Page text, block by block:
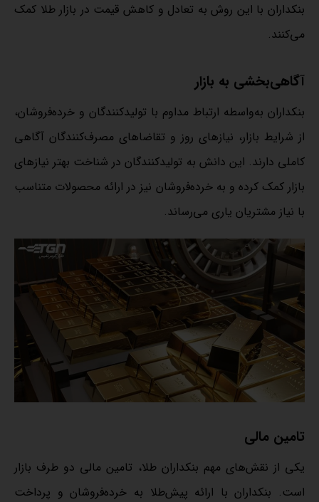
بنکداران با این روش به تعادل و کاهش قیمت در بازار طلا کمک
می‌کنند.
آگاهی‌بخشی به بازار
بنکداران به‌واسطه ارتباط مداوم با تولیدکنندگان و خرده‌فروشان،
از شرایط بازار، نیازهای روز و تقاضاهای مصرف‌کنندگان آگاهی
کاملی دارند. این دانش به تولیدکنندگان در شناخت بهتر نیازهای
بازار کمک کرده و به خرده‌فروشان نیز در ارائه محصولات متناسب
با نیاز مشتریان یاری می‌رساند.
تامین مالی
یکی از نقش‌های مهم بنکداران طلا، تامین مالی دو طرف بازار
است. بنکداران با ارائه پیش‌طلا به خرده‌فروشان و پرداخت